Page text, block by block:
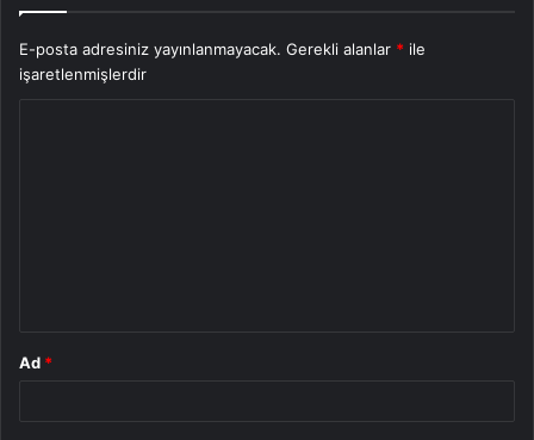
E-posta adresiniz yayınlanmayacak. Gerekli alanlar * ile
işaretlenmişlerdir
Ad *